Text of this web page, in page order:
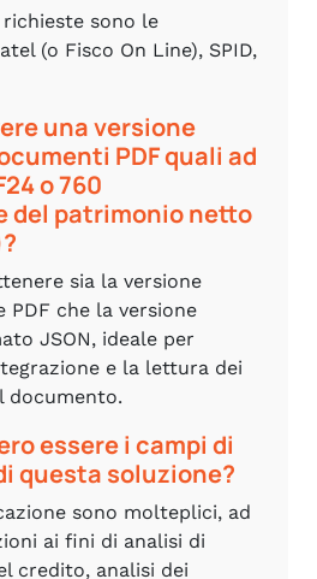
sono le
(o Fisco On Line), SPID,
una versione
PDF quali ad
o 760
del patrimonio netto
sia la versione
PDF che la versione
JSON, ideale per
e la lettura dei
documento.
essere i campi di
questa soluzione?
sono molteplici, ad
ai fini di analisi di
credito, analisi dei